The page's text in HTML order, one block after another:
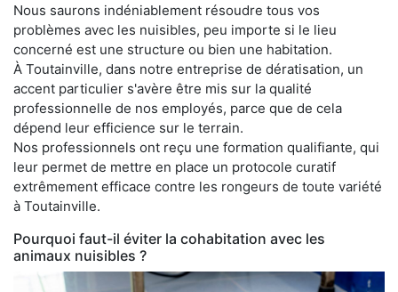
Nous saurons indéniablement résoudre tous vos
problèmes avec les nuisibles, peu importe si le lieu
concerné est une structure ou bien une habitation.
À Toutainville, dans notre entreprise de dératisation, un
accent particulier s'avère être mis sur la qualité
professionnelle de nos employés, parce que de cela
dépend leur efficience sur le terrain.
Nos professionnels ont reçu une formation qualifiante, qui
leur permet de mettre en place un protocole curatif
extrêmement efficace contre les rongeurs de toute variété
à Toutainville.
Pourquoi faut-il éviter la cohabitation avec les
animaux nuisibles ?